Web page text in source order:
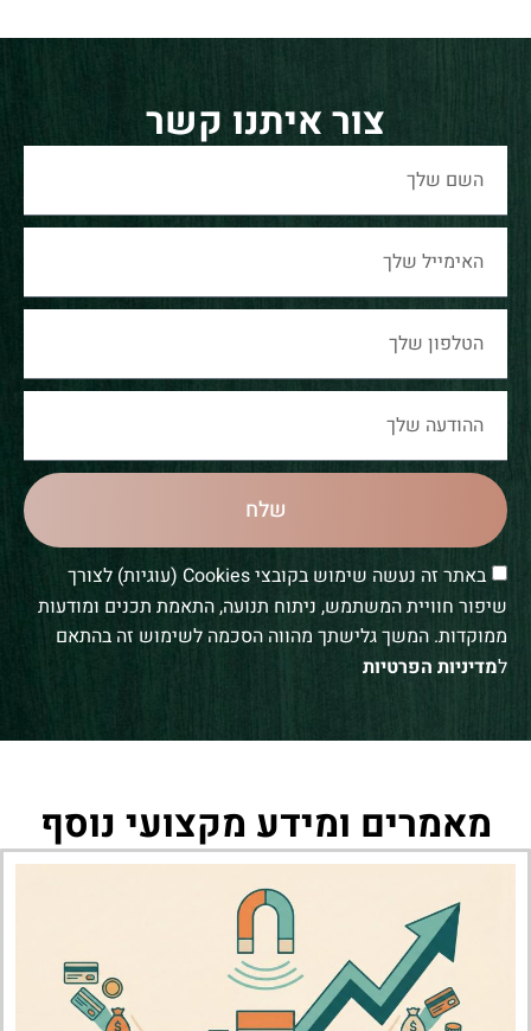
צור איתנו קשר
באתר זה נעשה שימוש בקובצי Cookies (עוגיות) לצורך
שיפור חוויית המשתמש, ניתוח תנועה, התאמת תכנים ומודעות
ממוקדות. המשך גלישתך מהווה הסכמה לשימוש זה בהתאם
למדיניות הפרטיות
שלח
מאמרים ומידע מקצועי נוסף